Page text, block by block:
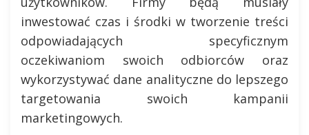
inwestować czas i środki w tworzenie treści
odpowiadających specyficznym
oczekiwaniom swoich odbiorców oraz
wykorzystywać dane analityczne do lepszego
targetowania swoich kampanii
marketingowych.